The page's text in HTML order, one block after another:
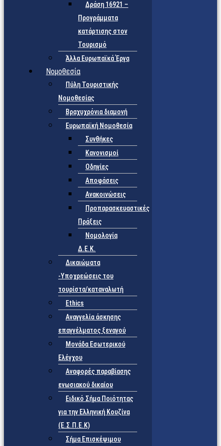
Δράση 16921 –
Προγράμματα
κατάρτισης στον
Τουρισμό
Άλλα Ευρωπαϊκά Έργα
Νομοθεσία
Πύλη Τουριστικής
Νομοθεσίας
Βραχυχρόνια διαμονή
Ευρωπαϊκή Νομοθεσία
Συνθήκες
Κανονισμοί
Οδηγίες
Αποφάσεις
Ανακοινώσεις
Προπαρασκευαστικές
Πράξεις
Νομολογία
Δ.Ε.Κ.
Δικαιώματα
-Υποχρεώσεις του
τουρίστα/καταναλωτή
Ethics
Αναγγελία άσκησης
επαγγέλματος ξεναγού
Μονάδα Εσωτερικού
Ελέγχου
Αναφορές παραβίασης
ενωσιακού δικαίου
Ειδικό Σήμα Ποιότητας
για την Ελληνική Κουζίνα
(Ε.Σ.Π.Ε.Κ)
Σήμα Επισκέψιμου